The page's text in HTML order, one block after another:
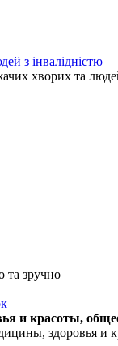
з інвалідністю
хворих та
та зручно
и красоты,
здоровья и